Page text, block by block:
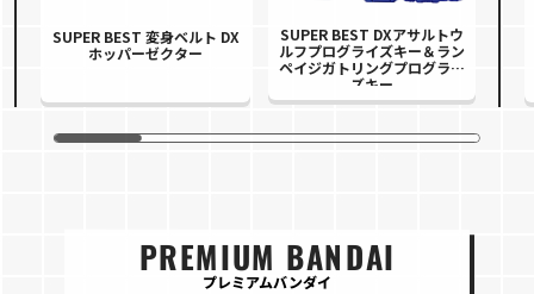
SUPER BEST 変身ベルト DX
ホッパーゼクター
SUPER BEST DXアサルトウ
ルフプログライズキー＆ラン
ペイジガトリングプログライ
ズキー
PREMIUM BANDAI
プレミアムバンダイ